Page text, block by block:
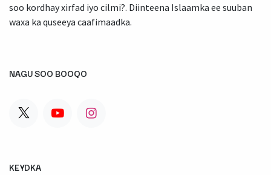
soo kordhay xirfad iyo cilmi?. Diinteena Islaamka ee suuban
waxa ka quseeya caafimaadka.
NAGU SOO BOOQO
KEYDKA